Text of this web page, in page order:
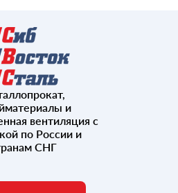
и
вентиляция с
по России и
СНГ